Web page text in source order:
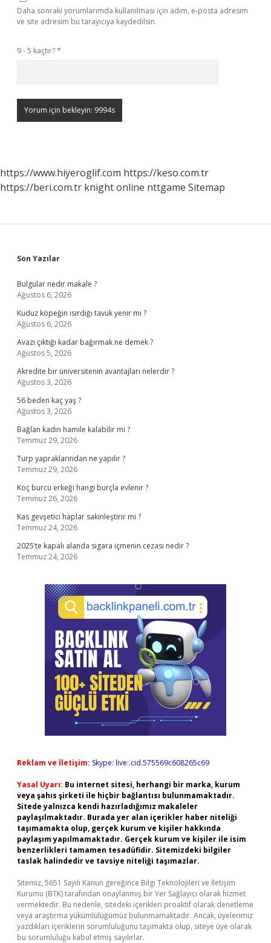
Daha sonraki yorumlarımda kullanılması için adım, e-posta adresim
ve site adresim bu tarayıcıya kaydedilsin.
9 - 5 kaçtır?*
https://www.hiyeroglif.com https://keso.com.tr
https://beri.com.tr knight online nttgame Sitemap
Sidebar
Son Yazılar
Bulgular nedir makale ?
Ağustos 6, 2026
Kuduz köpeğin ısırdığı tavuk yenir mi ?
Ağustos 6, 2026
Avazı çıktığı kadar bağırmak ne demek ?
Ağustos 5, 2026
Akredite bir üniversitenin avantajları nelerdir ?
Ağustos 3, 2026
56 beden kaç yaş ?
Ağustos 3, 2026
Bağlan kadın hamile kalabilir mi ?
Temmuz 29, 2026
Turp yapraklarından ne yapılır ?
Temmuz 29, 2026
Koç burcu erkeği hangi burçla evlenir ?
Temmuz 26, 2026
Kas gevşetici haplar sakinleştirir mi ?
Temmuz 24, 2026
2025’te kapalı alanda sigara içmenin cezası nedir ?
Temmuz 24, 2026
Reklam ve İletişim: Skype: live:.cid.575569c608265c69
Yasal Uyarı: Bu internet sitesi, herhangi bir marka, kurum
veya şahıs şirketi ile hiçbir bağlantısı bulunmamaktadır.
Sitede yalnızca kendi hazırladığımız makaleler
paylaşılmaktadır. Burada yer alan içerikler haber niteliği
taşımamakta olup, gerçek kurum ve kişiler hakkında
paylaşım yapılmamaktadır. Gerçek kurum ve kişiler ile isim
benzerlikleri tamamen tesadüfidir. Sitemizdeki bilgiler
taslak halindedir ve tavsiye niteliği taşımazlar.
Sitemiz, 5651 Sayılı Kanun gereğince Bilgi Teknolojileri ve İletişim
Kurumu (BTK) tarafından onaylanmış bir Yer Sağlayıcı olarak hizmet
vermektedir. Bu nedenle, sitedeki içerikleri proaktif olarak denetleme
veya araştırma yükümlülüğümüz bulunmamaktadır. Ancak, üyelerimiz
yazdıkları içeriklerin sorumluluğunu taşımakta olup, siteye üye olarak
bu sorumluluğu kabul etmiş sayılırlar.